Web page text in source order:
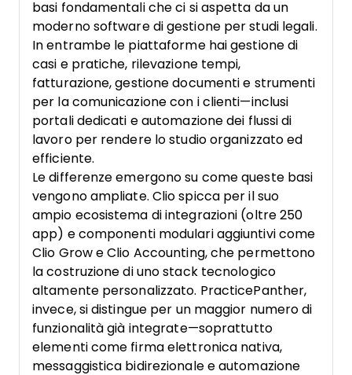
basi fondamentali che ci si aspetta da un
moderno software di gestione per studi legali.
In entrambe le piattaforme hai gestione di
casi e pratiche, rilevazione tempi,
fatturazione, gestione documenti e strumenti
per la comunicazione con i clienti—inclusi
portali dedicati e automazione dei flussi di
lavoro per rendere lo studio organizzato ed
efficiente.
Le differenze emergono su come queste basi
vengono ampliate. Clio spicca per il suo
ampio ecosistema di integrazioni (oltre 250
app) e componenti modulari aggiuntivi come
Clio Grow e Clio Accounting, che permettono
la costruzione di uno stack tecnologico
altamente personalizzato. PracticePanther,
invece, si distingue per un maggior numero di
funzionalità già integrate—soprattutto
elementi come firma elettronica nativa,
messaggistica bidirezionale e automazione